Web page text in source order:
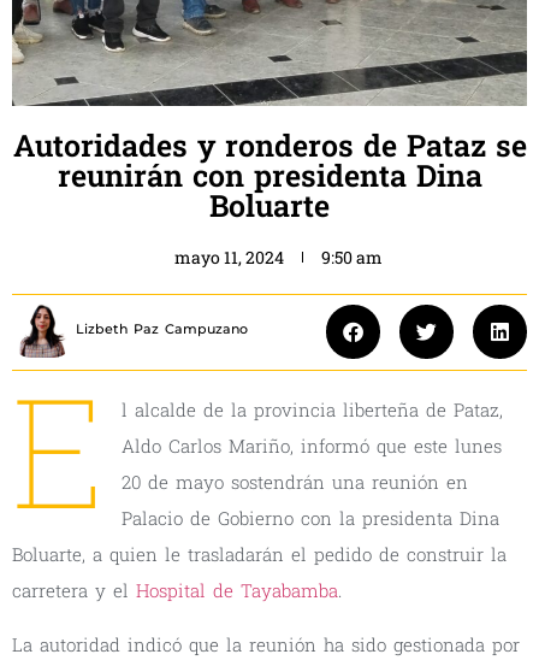
Autoridades y ronderos de Pataz se
reunirán con presidenta Dina
Boluarte
mayo 11, 2024 9:50 am
Lizbeth Paz Campuzano
E
l alcalde de la provincia liberteña de Pataz,
Aldo Carlos Mariño, informó que este lunes
20 de mayo sostendrán una reunión en
Palacio de Gobierno con la presidenta Dina
Boluarte, a quien le trasladarán el pedido de construir la
carretera y el Hospital de Tayabamba.
La autoridad indicó que la reunión ha sido gestionada por